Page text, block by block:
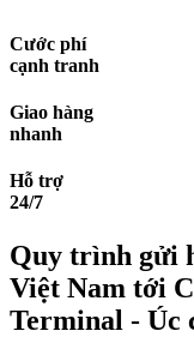
Cước phí
cạnh tranh
Giao hàng
nhanh
Hỗ trợ
24/7
Quy trình gửi
Việt Nam tới
Terminal - Úc